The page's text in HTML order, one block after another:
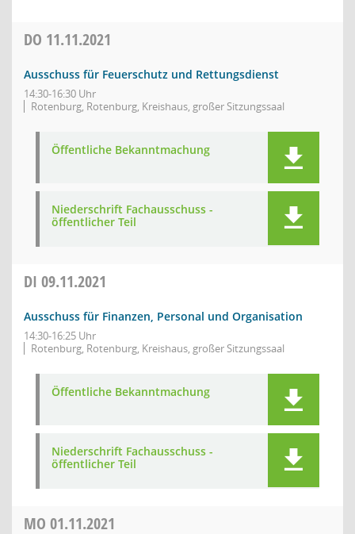
DO 11.11.2021
Ausschuss für Feuerschutz und Rettungsdienst
14:30-16:30 Uhr
Rotenburg, Rotenburg, Kreishaus, großer Sitzungssaal
Öffentliche Bekanntmachung
Niederschrift Fachausschuss -
öffentlicher Teil
DI 09.11.2021
Ausschuss für Finanzen, Personal und Organisation
14:30-16:25 Uhr
Rotenburg, Rotenburg, Kreishaus, großer Sitzungssaal
Öffentliche Bekanntmachung
Niederschrift Fachausschuss -
öffentlicher Teil
MO 01.11.2021